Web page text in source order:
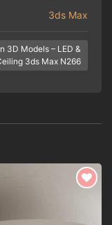
3ds Max
3D Models – LED &
3ds Max N266